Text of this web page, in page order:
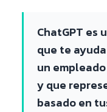
ChatGPT
que te
un
y que
basado en